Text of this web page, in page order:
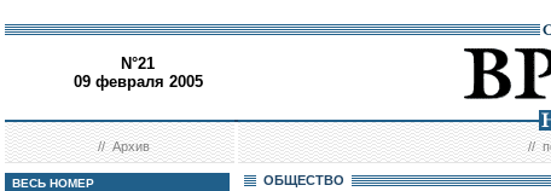
N°21
09 февраля 2005
//Архив //
ВЕСЬ НОМЕР
ОБЩЕСТВО